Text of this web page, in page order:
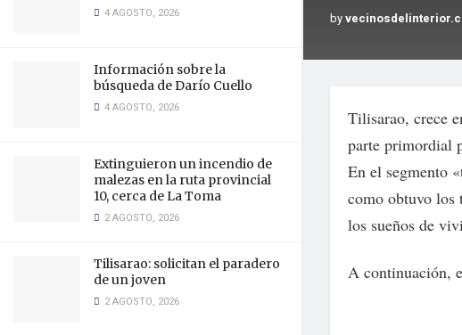
4 AGOSTO, 2026
Información sobre la
búsqueda de Darío Cuello
4 AGOSTO, 2026
Extinguieron un incendio de
malezas en la ruta provincial
10, cerca de La Toma
2 AGOSTO, 2026
Tilisarao: solicitan el paradero
de un joven
2 AGOSTO, 2026
by
Tilisarao, crece
parte primordial
En el segmento
como obtuvo los
los sueños de
A continuación,